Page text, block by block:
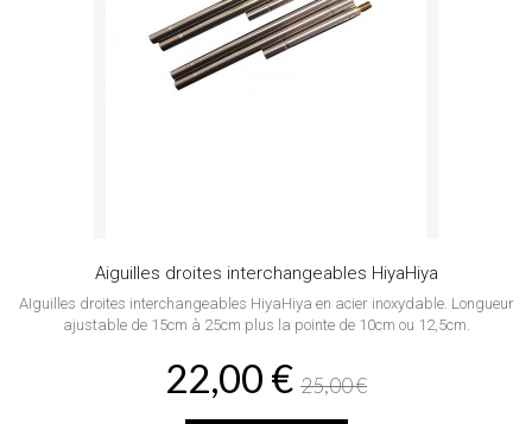
Aiguilles droites interchangeables HiyaHiya
AIguilles droites interchangeables HiyaHiya en acier inoxydable. Longueur
ajustable de 15cm à 25cm plus la pointe de 10cm ou 12,5cm.
22,00 € 25,00 €